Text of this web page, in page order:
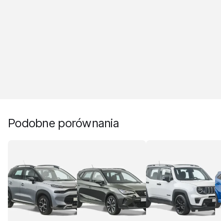
Podobne porównania